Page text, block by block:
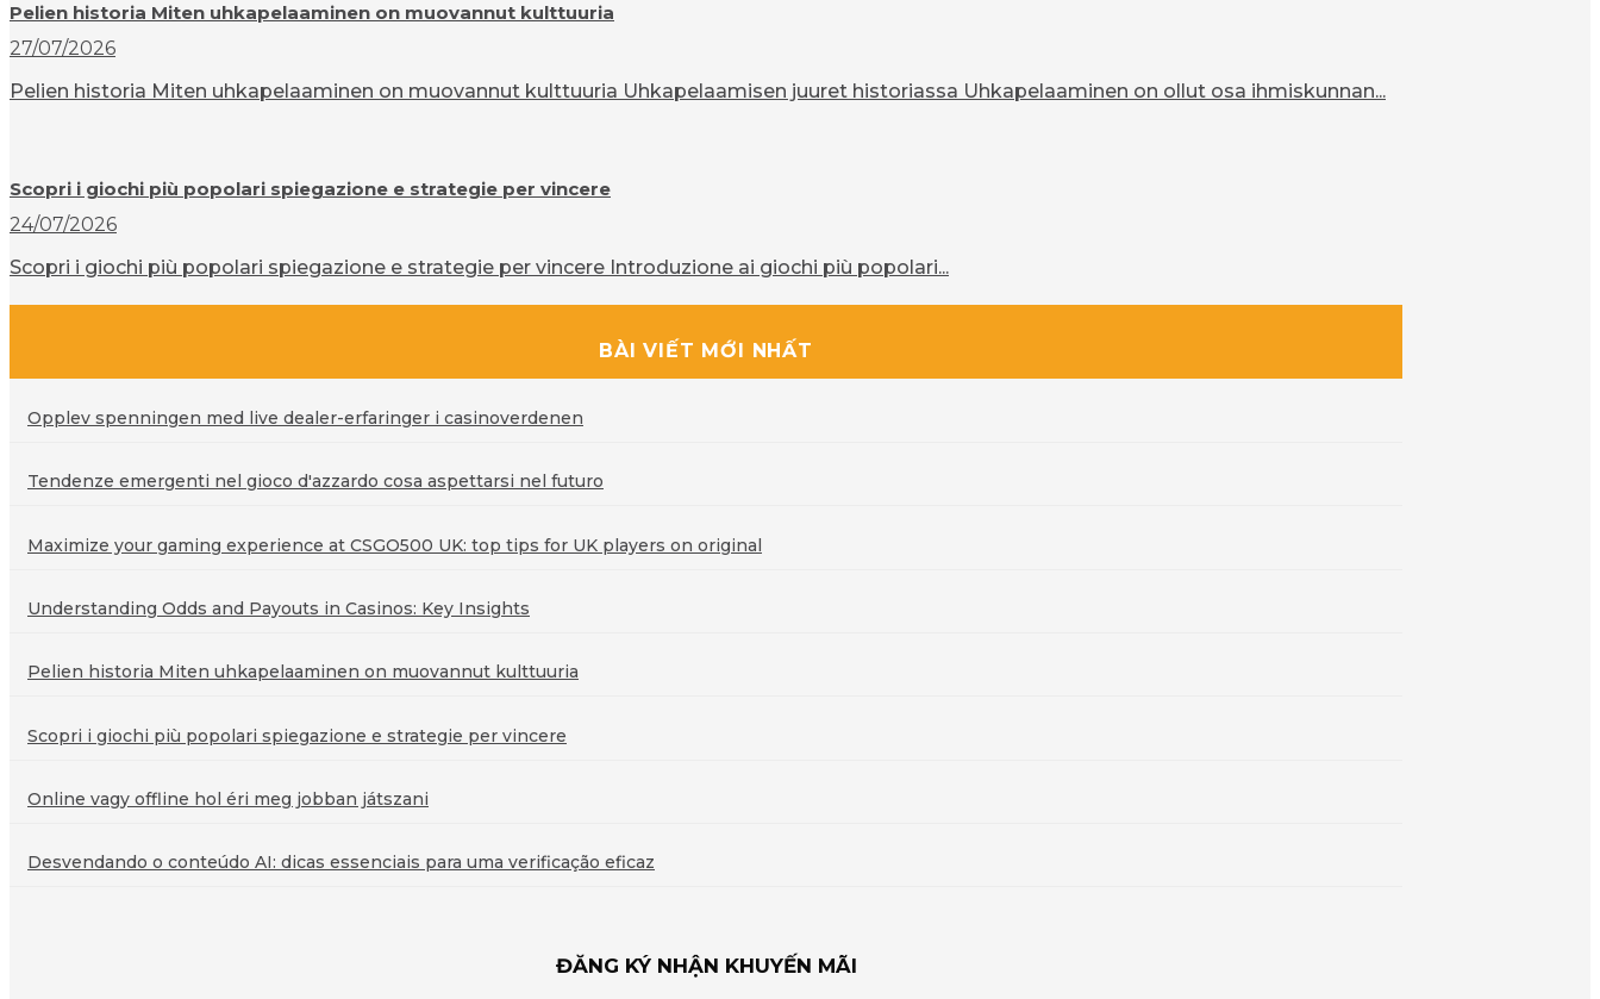
Pelien historia Miten uhkapelaaminen on muovannut kulttuuria
27/07/2026
Pelien historia Miten uhkapelaaminen on muovannut kulttuuria Uhkapelaamisen juuret historiassa Uhkapelaaminen on ollut osa ihmiskunnan...
Scopri i giochi più popolari spiegazione e strategie per vincere
24/07/2026
Scopri i giochi più popolari spiegazione e strategie per vincere Introduzione ai giochi più popolari...
BÀI VIẾT MỚI NHẤT
Opplev spenningen med live dealer-erfaringer i casinoverdenen
Tendenze emergenti nel gioco d'azzardo cosa aspettarsi nel futuro
Maximize your gaming experience at CSGO500 UK: top tips for UK players on original
Understanding Odds and Payouts in Casinos: Key Insights
Pelien historia Miten uhkapelaaminen on muovannut kulttuuria
Scopri i giochi più popolari spiegazione e strategie per vincere
Online vagy offline hol éri meg jobban játszani
Desvendando o conteúdo AI: dicas essenciais para uma verificação eficaz
ĐĂNG KÝ NHẬN KHUYẾN MÃI